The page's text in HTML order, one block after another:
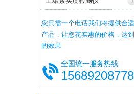
您只需一个电话我们将提供合
产品，让您花实惠的价格，达
的效果
全国统一服务热线
15689208778